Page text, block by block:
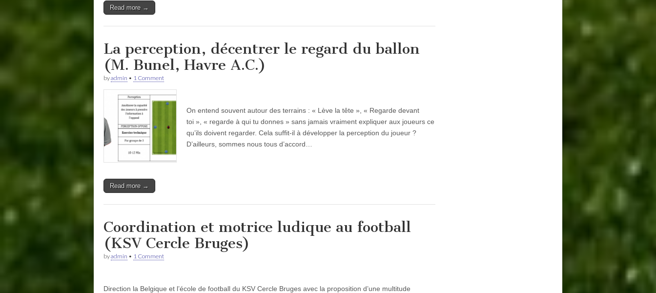
Read more →
La perception, décentrer le regard du ballon
(M. Bunel, Havre A.C.)
byadmin • 1 Comment
On entend souvent autour des terrains : « Lève la tête », « Regarde devant
toi », « regarde à qui tu donnes » sans jamais vraiment expliquer aux joueurs ce
qu’ils doivent regarder. Cela suffit-il à développer la perception du joueur ?
D’ailleurs, sommes nous tous d’accord…
Read more →
Coordination et motrice ludique au football
(KSV Cercle Bruges)
byadmin • 1 Comment
Direction la Belgique et l’école de football du KSV Cercle Bruges avec la proposition d’une multitude